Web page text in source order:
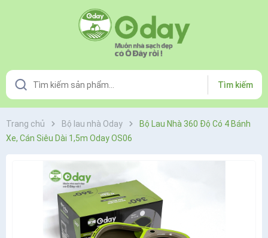
Tìm kiếm
Trang chủ Bộ lau nhà Oday
Bộ Lau Nhà 360 Độ Có 4 Bánh
Xe, Cán Siêu Dài 1,5m Oday OS06